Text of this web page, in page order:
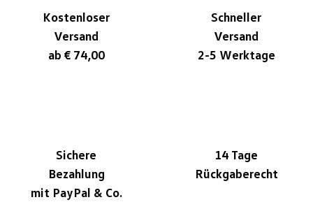
Kostenloser
Versand
ab € 74,00
Schneller
Versand
2-5 Werktage
Sichere
Bezahlung
mit PayPal & Co.
14 Tage
Rückgaberecht